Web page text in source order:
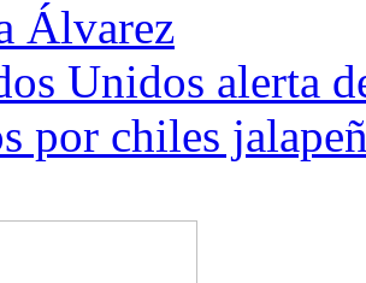
Álvarez
Unidos alerta
por chiles